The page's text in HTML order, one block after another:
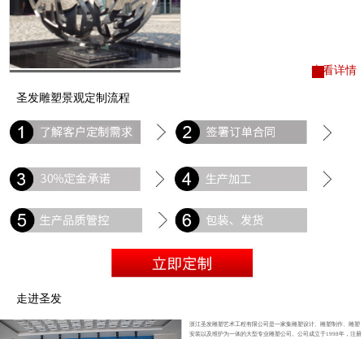
查看详情
圣发雕塑景观定制流程
走进圣发
浙江圣发雕塑艺术工程有限公司是一家集雕塑设计、雕塑制作、雕塑
安装以及维护为一体的大型专业雕塑公司。公司成立于1998年，注册